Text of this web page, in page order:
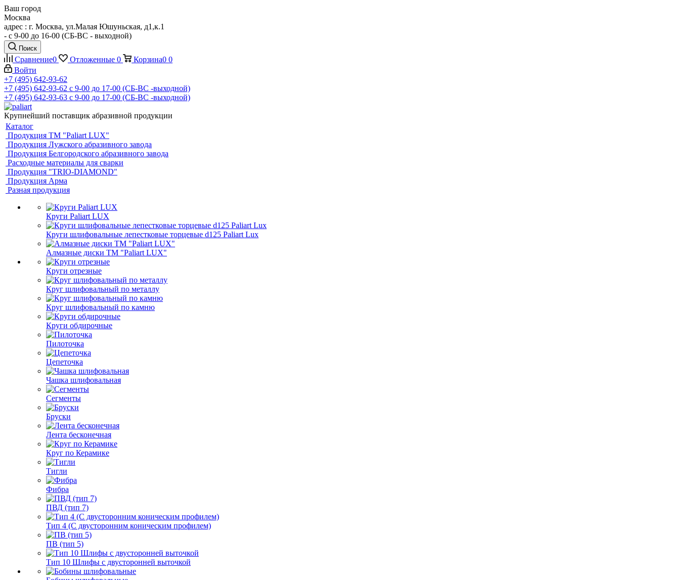
Ваш город
Москва
адрес : г. Москва, ул.Малая Юшуньская, д1,к.1
- c 9-00 до 16-00 (СБ-ВС - выходной)
Поиск
Сравнение0 Отложенные 0 Корзина0 0
Войти
+7 (495) 642-93-62
+7 (495) 642-93-62 c 9-00 до 17-00 (СБ-ВС -выходной)
+7 (495) 642-93-63 c 9-00 до 17-00 (СБ-ВС -выходной)
Крупнейший поставщик абразивной продукции
Каталог
Продукция ТМ "Paliart LUX"
Продукция Лужского абразивного завода
Продукция Белгородского абразивного завода
Расходные материалы для сварки
Продукция "TRIO-DIAMOND"
Продукция Арма
Разная продукция
Круги Paliart LUX
Круги шлифовальные лепестковые торцевые d125 Paliart Lux
Алмазные диски ТМ "Paliart LUX"
Круги отрезные
Круг шлифовальный по металлу
Круг шлифовальный по камню
Круги обдирочные
Пилоточка
Цепеточка
Чашка шлифовальная
Сегменты
Бруски
Лента бесконечная
Круг по Керамике
Тигли
Фибра
ПВД (тип 7)
Тип 4 (С двусторонним коническим профилем)
ПВ (тип 5)
Тип 10 Шлифы с двусторонней выточкой